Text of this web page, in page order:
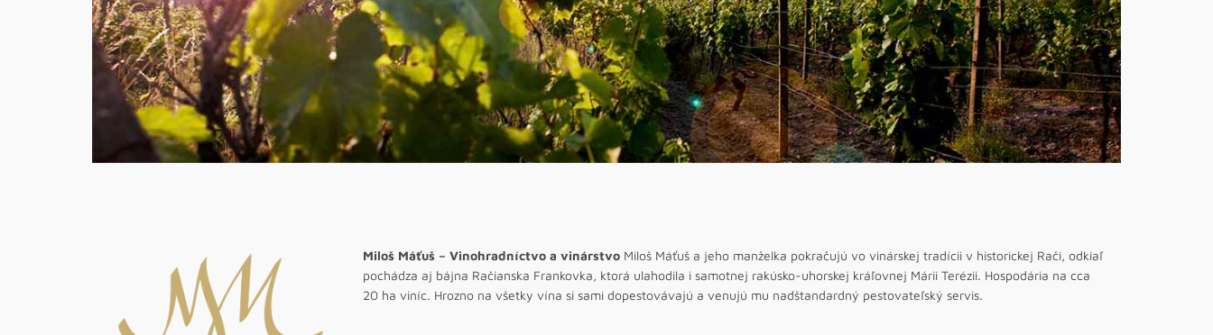
Miloš Máťuš – Vinohradníctvo a vinárstvo Miloš Máťuš a jeho manželka pokračujú vo vinárskej tradícii v historickej Rači, odkiaľ
pochádza aj bájna Račianska Frankovka, ktorá ulahodila i samotnej rakúsko-uhorskej kráľovnej Márii Terézii. Hospodária na cca
20 ha viníc. Hrozno na všetky vína si sami dopestovávajú a venujú mu nadštandardný pestovateľský servis.